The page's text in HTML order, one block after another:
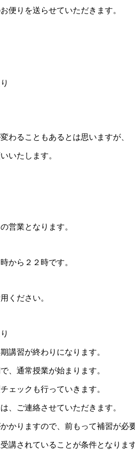
便りを送らせていただきます。
わることもあるとは思いますが、
いたします。
営業となります。
から２２時です。
ください。
講習が終わりになります。
、通常授業が始まります。
ェックも行っていきます。
、ご連絡させていただきます。
かりますので、前もって補習が必
講されていることが条件となります